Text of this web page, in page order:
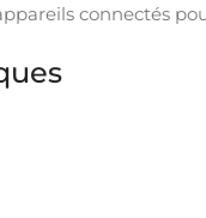
connectés